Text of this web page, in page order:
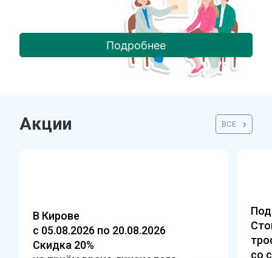
Подробнее
Акции ВСЕ
В Кирове
с 05.08.2026 по 20.08.2026
Скидка 20%
со